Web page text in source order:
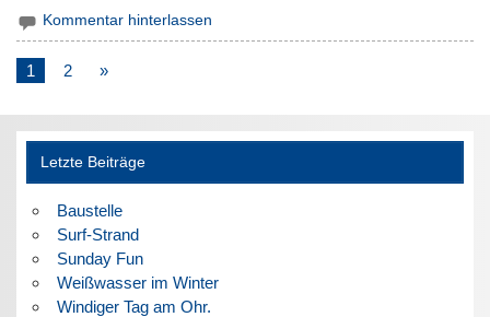
Kommentar hinterlassen
1 2 »
Letzte Beiträge
Baustelle
Surf-Strand
Sunday Fun
Weißwasser im Winter
Windiger Tag am Ohr.